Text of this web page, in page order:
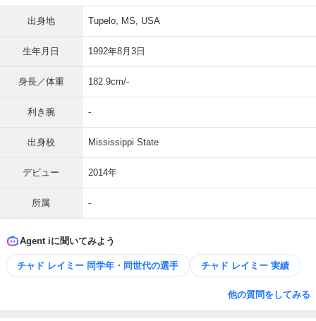
出身地 Tupelo, MS, USA
生年月日 1992年8月3日
身長／体重 182.9cm/-
利き腕 -
出身校 Mississippi State
デビュー 2014年
所属 -
Agent iに聞いてみよう
チャド レイミー 同学年・同世代の選手 チャド レイミー 実績
他の質問をしてみる